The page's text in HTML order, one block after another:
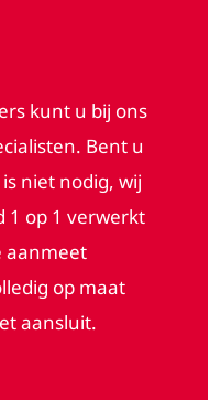
kunt u bij ons
Bent u
niet nodig, wij
1 op 1 verwerkt
aanmeet
op maat
aansluit.